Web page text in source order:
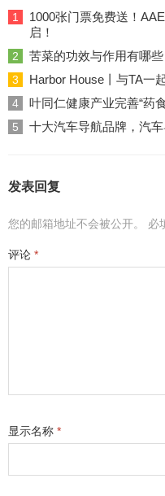
1
1000张门票免费送！
启！
2 苦菜的功效与作用有哪些
3 Harbor House丨与TA一
4 叶同仁健康产业完善“药
5 十大汽车导航品牌，汽
发表回复
您的邮箱地址不会被公开。 必
评论 *
显示名称 *